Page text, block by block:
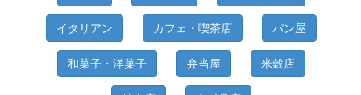
イタリアン カフェ・喫茶店 パン屋
和菓子・洋菓子 弁当屋 米穀店